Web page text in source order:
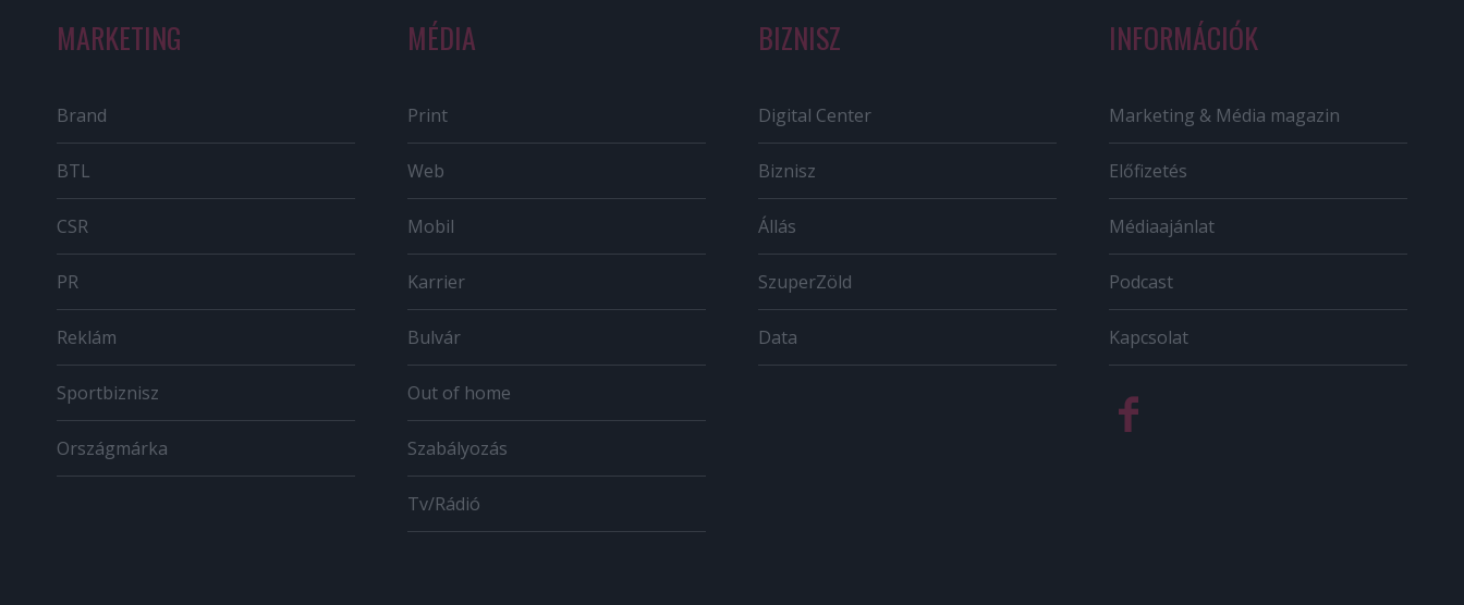
MARKETING
Brand
BTL
CSR
PR
Reklám
Sportbiznisz
Országmárka
MÉDIA
Print
Web
Mobil
Karrier
Bulvár
Out of home
Szabályozás
Tv/Rádió
BIZNISZ
Digital Center
Biznisz
Állás
SzuperZöld
Data
INFORMÁCIÓK
Marketing & Média magazin
Előfizetés
Médiaajánlat
Podcast
Kapcsolat